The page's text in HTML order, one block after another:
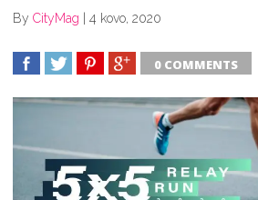
By CityMag 4 kovo, 2020
0 COMMENTS